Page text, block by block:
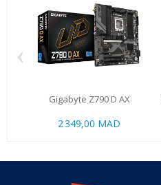
Gigabyte Z790 D AX
2 349,00 MAD
‹